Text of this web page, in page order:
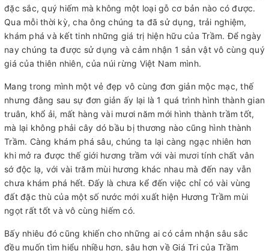
đặc sắc, quý hiếm mà không một loại gỗ cơ bản nào có được.
Qua mỗi thời kỳ, cha ông chúng ta đã sử dụng, trải nghiệm,
khám phá và kết tinh những giá trị hiện hữu của Trầm. Để ngày
nay chúng ta được sử dụng và cảm nhận 1 sản vật vô cùng quý
giá của thiên nhiên, của núi rừng Việt Nam mình.
Mang trong mình một vẻ đẹp vô cùng đơn giản mộc mạc, thế
nhưng đằng sau sự đơn giản ấy lại là 1 quá trình hình thành gian
truân, khổ ải, mất hàng vài mươi năm mới hình thành trầm tốt,
mà lại không phải cây dó bầu bị thương nào cũng hình thành
Trầm. Càng khám phá sâu, chúng ta lại càng ngạc nhiên hơn
khi mở ra được thế giới hương trầm với vài mươi tính chất vân
sớ độc lạ, với vài trăm mùi hương khác nhau mà đến nay vẫn
chưa khám phá hết. Đấy là chưa kể đến việc chỉ có vài vùng
đất đặc thù của một số nước mới xuất hiện Hương Trầm mùi
ngọt rất tốt và vô cùng hiếm có.
Bấy nhiêu đó cũng khiến cho những ai có cảm nhận sâu sắc
đều muốn tìm hiểu nhiều hơn, sâu hơn về Giá Trị của Trầm